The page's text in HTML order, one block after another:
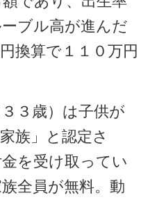
ブル高が進んだ
換算で１１０万円
３歳）は子供が
族」と認定さ
を受け取ってい
全員が無料。動